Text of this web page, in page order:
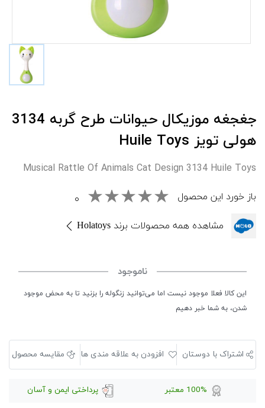
جغجغه موزیکال حیوانات طرح گربه 3134
هولی تویز Huile Toys
Musical Rattle Of Animals Cat Design 3134 Huile Toys
باز خورد این محصول ۰
مشاهده همه محصولات برند Holatoys
ناموجود
این کالا فعلا موجود نیست اما می‌توانید زنگوله را بزنید تا به محض موجود
شدن، به شما خبر دهیم
اشتراک با دوستان افزودن به علاقه مندی ها مقایسه محصول
100% معتبر پرداختی ایمن و آسان